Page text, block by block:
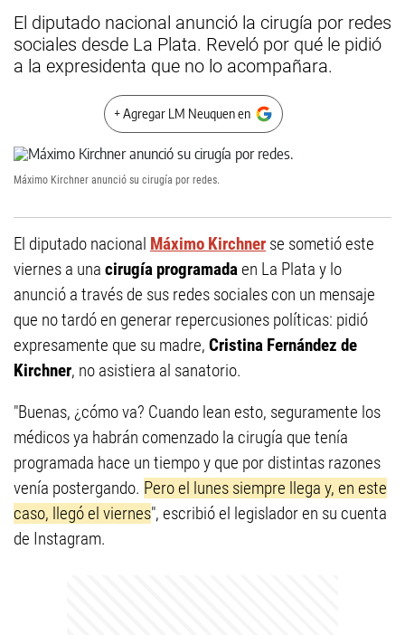
El diputado nacional anunció la cirugía por redes
sociales desde La Plata. Reveló por qué le pidió
a la expresidenta que no lo acompañara.
+ Agregar LM Neuquen en
Máximo Kirchner anunció su cirugía por redes.
El diputado nacional Máximo Kirchner se sometió este
viernes a una cirugía programadaen La Plata y lo
anunció a través de sus redes sociales con un mensaje
que no tardó en generar repercusiones políticas: pidió
expresamente que su madre, Cristina Fernández de
Kirchner, no asistiera al sanatorio.
"Buenas, ¿cómo va? Cuando lean esto, seguramente los
médicos ya habrán comenzado la cirugía que tenía
programada hace un tiempo y que por distintas razones
venía postergando. Pero el lunes siempre llega y, en este
caso, llegó el viernes", escribió el legislador en su cuenta
de Instagram.